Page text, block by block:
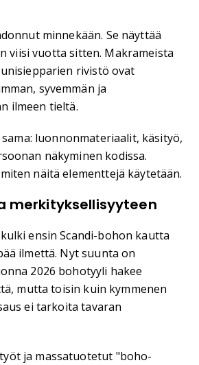
minnekään. Se näyttää
viisi vuotta sitten. Makrameista
rivistö ovat
syvemmän ja
ilmeen tieltä.
luonnonmateriaalit, käsityö,
näkyminen kodissa.
näitä elementtejä käytetään.
merkityksellisyyteen
ensin Scandi-bohon kautta
ilmettä. Nyt suunta on
2026 bohotyyli hakee
mutta toisin kuin kymmenen
ei tarkoita tavaran
ja massatuotetut "boho-